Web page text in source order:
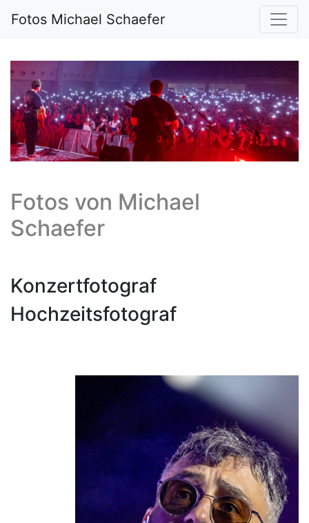
Fotos Michael Schaefer
Fotos von Michael
Schaefer
Konzertfotograf
Hochzeitsfotograf